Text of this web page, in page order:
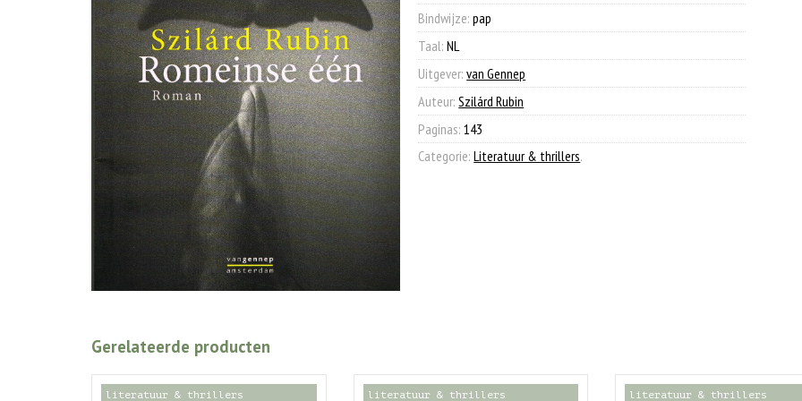
Bindwijze:pap
Taal:NL
Uitgever:van Gennep
Auteur:Szilárd Rubin
Paginas:143
Categorie:Literatuur & thrillers.
Gerelateerde producten
literatuur & thrillers literatuur & thrillers literatuur & thrillers